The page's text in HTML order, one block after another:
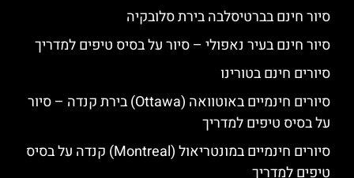
סיור חינם בברטיסלבה בירת סלובקיה
סיור חינם בעיר נאפולי – סיור על בסיס טיפים למדריך
סיורים חינם בטורינו
סיורים חינמיים באוטוואה (Ottawa) בירת קנדה – סיור
על בסיס טיפים למדריך
סיורים חינמיים במונטריאול (Montreal) קנדה על בסיס
טיפים למדריך